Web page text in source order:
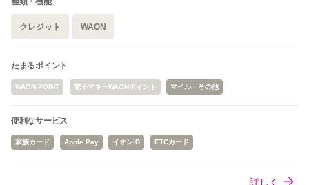
クレジット WAON
たまるポイント
WAON POINT 電子マネーWAONポイント マイル・その他
便利なサービス
家族カード Apple Pay イオンiD ETCカード
詳しく